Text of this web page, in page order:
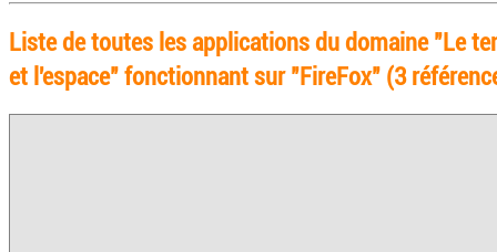
Liste de toutes les applications du domaine "Le
et l'espace" fonctionnant sur "FireFox" (3